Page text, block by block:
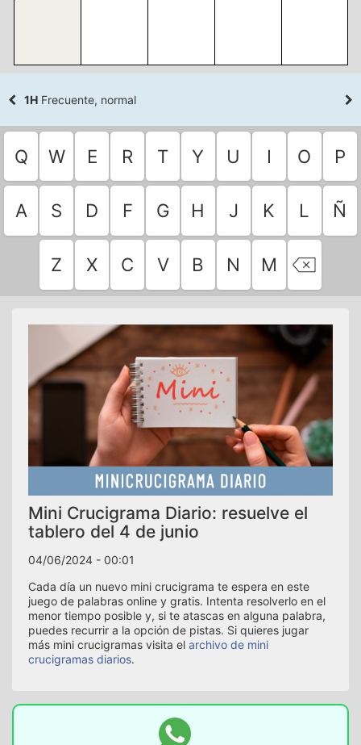
1H Frecuente, normal
Q W E R T Y U I O P
A S D F G H J K L Ñ
Z X C V B N M
Mini Crucigrama Diario: resuelve el
tablero del 4 de junio
04/06/2024 - 00:01
Cada día un nuevo mini crucigrama te espera en este
juego de palabras online y gratis. Intenta resolverlo en el
menor tiempo posible y, si te atascas en alguna palabra,
puedes recurrir a la opción de pistas. Si quieres jugar
más mini crucigramas visita el archivo de mini
crucigramas diarios.